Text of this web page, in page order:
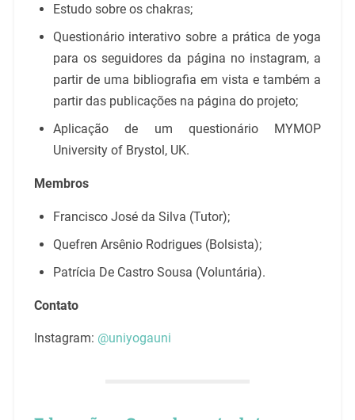
Estudo sobre os chakras;
Questionário interativo sobre a prática de yoga
para os seguidores da página no instagram, a
partir de uma bibliografia em vista e também a
partir das publicações na página do projeto;
Aplicação de um questionário MYMOP
University of Brystol, UK.
Membros
Francisco José da Silva (Tutor);
Quefren Arsênio Rodrigues (Bolsista);
Patrícia De Castro Sousa (Voluntária).
Contato
Instagram: @uniyogauni